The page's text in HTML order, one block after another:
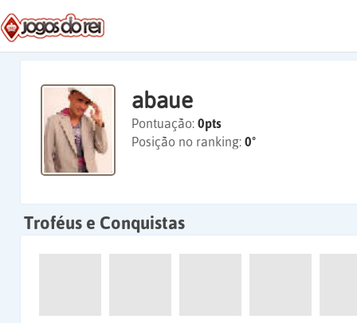
abaue
Pontuação: 0pts
Posição no ranking: 0º
Troféus e Conquistas